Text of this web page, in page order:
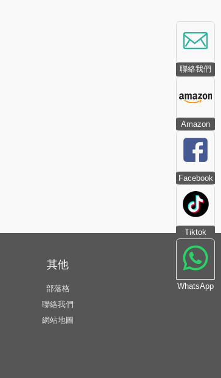
聯絡我們
Amazon
Facebook
Tiktok
WhatsApp
其他
部落格
聯絡我們
網站地圖